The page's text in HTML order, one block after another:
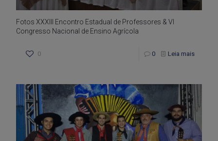
Fotos XXXIII Encontro Estadual de Professores & VI
Congresso Nacional de Ensino Agrícola
0 0 Leia mais